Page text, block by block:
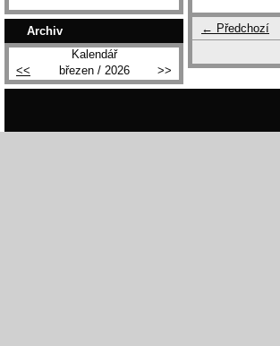
← Předchozí
Archiv
Kalendář
<<
březen / 2026 >>